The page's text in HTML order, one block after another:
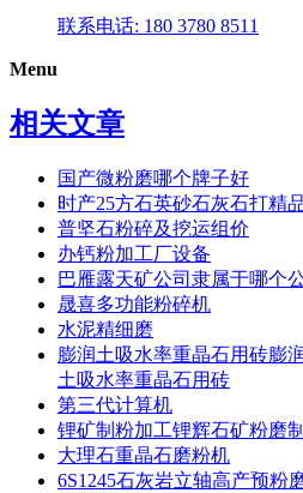
联系电话: 180 3780 8511
Menu
相关文章
国产微粉磨哪个牌子好
时产25方石英砂石灰石打精
普坚石粉碎及挖运组价
办钙粉加工厂设备
巴雁露天矿公司隶属于哪个
晟喜多功能粉碎机
水泥精细磨
膨润土吸水率重晶石用砖膨
土吸水率重晶石用砖
第三代计算机
锂矿制粉加工锂辉石矿粉磨
大理石重晶石磨粉机
6S1245石灰岩立轴高产预粉